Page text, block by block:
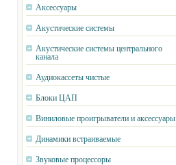
Аксессуары
Акустические системы
Акустические системы центрального
канала
Аудиокассеты чистые
Блоки ЦАП
Виниловые проигрыватели и аксессуары
Динамики встраиваемые
Звуковые процессоры